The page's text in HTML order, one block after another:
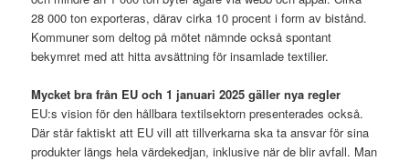
28 000 ton exporteras, därav cirka 10 procent i form av bistånd.
Kommuner som deltog på mötet nämnde också spontant
bekymret med att hitta avsättning för insamlade textilier.
Mycket bra från EU och 1 januari 2025 gäller nya regler
EU:s vision för den hållbara textilsektorn presenterades också.
Där står faktiskt att EU vill att tillverkarna ska ta ansvar för sina
produkter längs hela värdekedjan, inklusive när de blir avfall. Man